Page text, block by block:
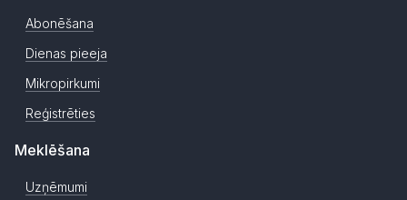
Abonēšana
Dienas pieeja
Mikropirkumi
Reģistrēties
Meklēšana
Uzņēmumi